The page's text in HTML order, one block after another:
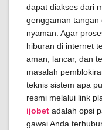
dapat diakses dari
genggaman tangan
nyaman. Agar
hiburan di internet
aman, lancar, dan
masalah
teknis sistem apa
resmi melalui link
ijobet adalah opsi
gawai Anda